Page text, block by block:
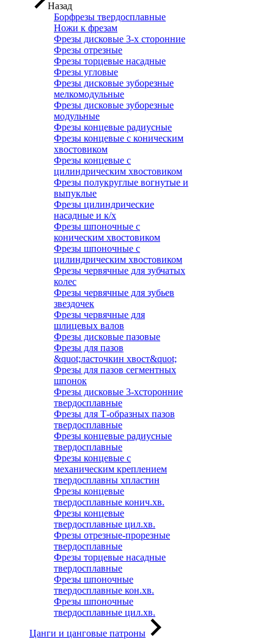
Назад
Борфрезы твердосплавные
Ножи к фрезам
Фрезы дисковые 3-х сторонние
Фрезы отрезные
Фрезы торцевые насадные
Фрезы угловые
Фрезы дисковые зуборезные
мелкомодульные
Фрезы дисковые зуборезные
модульные
Фрезы концевые радиусные
Фрезы концевые с коническим
хвостовиком
Фрезы концевые с
цилиндрическим хвостовиком
Фрезы полукруглые вогнутые и
выпуклые
Фрезы цилиндрические
насадные и к/х
Фрезы шпоночные с
коническим хвостовиком
Фрезы шпоночные с
цилиндрическим хвостовиком
Фрезы червячные для зубчатых
колес
Фрезы червячные для зубьев
звездочек
Фрезы червячные для
шлицевых валов
Фрезы дисковые пазовые
Фрезы для пазов
&quot;ласточкин хвост&quot;
Фрезы для пазов сегментных
шпонок
Фрезы дисковые 3-хсторонние
твердосплавные
Фрезы для Т-образных пазов
твердосплавные
Фрезы концевые радиусные
твердосплавные
Фрезы концевые с
механическим креплением
твердосплавны хпластин
Фрезы концевые
твердосплавные конич.хв.
Фрезы концевые
твердосплавные цил.хв.
Фрезы отрезные-прорезные
твердосплавные
Фрезы торцевые насадные
твердосплавные
Фрезы шпоночные
твердосплавные кон.хв.
Фрезы шпоночные
твердосплавные цил.хв.
Цанги и цанговые патроны